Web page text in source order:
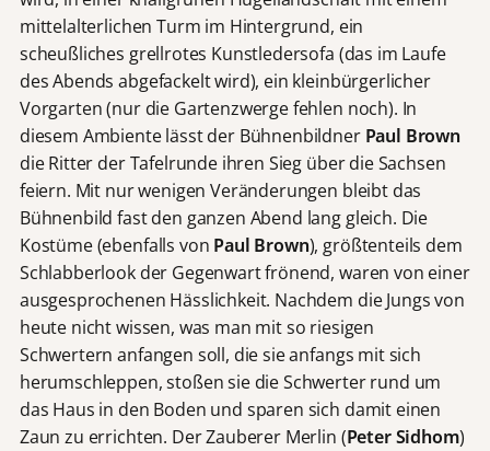
mittelalterlichen Turm im Hintergrund, ein
scheußliches grellrotes Kunstledersofa (das im Laufe
des Abends abgefackelt wird), ein kleinbürgerlicher
Vorgarten (nur die Gartenzwerge fehlen noch). In
diesem Ambiente lässt der Bühnenbildner Paul Brown
die Ritter der Tafelrunde ihren Sieg über die Sachsen
feiern. Mit nur wenigen Veränderungen bleibt das
Bühnenbild fast den ganzen Abend lang gleich. Die
Kostüme (ebenfalls von Paul Brown), größtenteils dem
Schlabberlook der Gegenwart frönend, waren von einer
ausgesprochenen Hässlichkeit. Nachdem die Jungs von
heute nicht wissen, was man mit so riesigen
Schwertern anfangen soll, die sie anfangs mit sich
herumschleppen, stoßen sie die Schwerter rund um
das Haus in den Boden und sparen sich damit einen
Zaun zu errichten. Der Zauberer Merlin (Peter Sidhom)